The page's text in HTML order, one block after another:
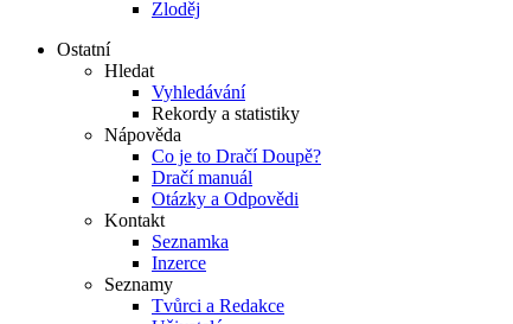
Zloděj
Ostatní
Hledat
Vyhledávání
Rekordy a statistiky
Nápověda
Co je to Dračí Doupě?
Dračí manuál
Otázky a Odpovědi
Kontakt
Seznamka
Inzerce
Seznamy
Tvůrci a Redakce